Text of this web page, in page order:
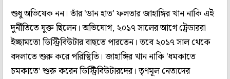
শুধু অভিষেক নন। তাঁর 'ডান হাত' ফলতার জাহাঙ্গির খান নাকি এই
দুর্নীতিতে যুক্ত ছিলেন। অভিযোগ, ২০১৭ সালের আগে ট্রেডাররা
ইচ্ছামতো ডিস্ট্রিবিউটার বাছতে পারতেন। তবে ২০১৭ সাল থেকে
বদলাতে শুরু করে পরিস্থিতি। জাহাঙ্গির খান নাকি 'ধমকাতে
চমকাতে' শুরু করেন ডিস্ট্রিবিউটারদের। তৃণমূল নেতাদের